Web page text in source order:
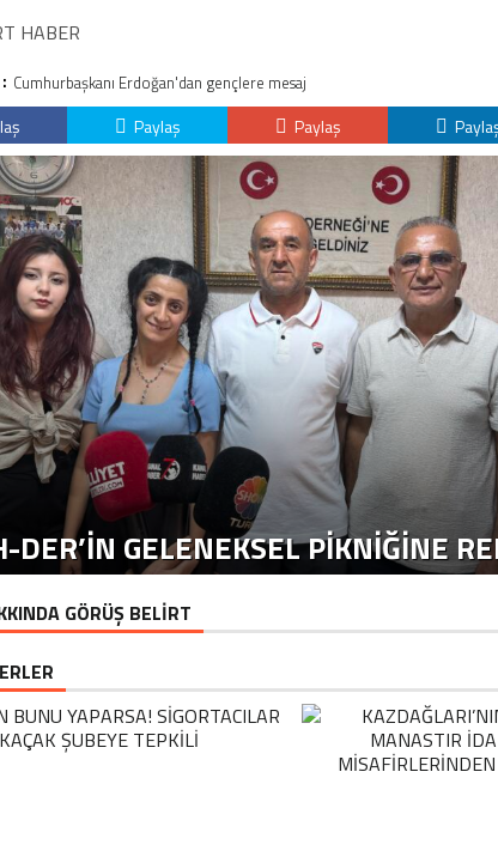
HABER
Cumhurbaşkanı Erdoğan'dan gençlere mesaj
Paylaş Paylaş
DER’IN GELENEKSEL PIKNIĞINE
GÖRÜŞ BELİRT